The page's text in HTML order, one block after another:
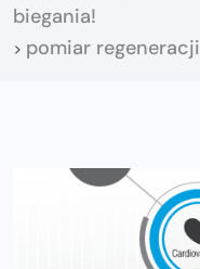
biegania!
> pomiar regeneracji